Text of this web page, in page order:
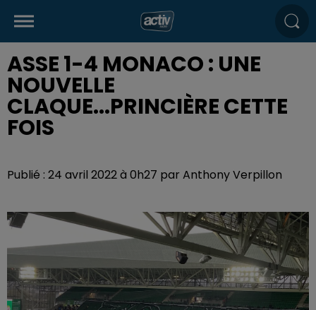
ASSE 1-4 MONACO : UNE
NOUVELLE
CLAQUE...PRINCIÈRE CETTE
FOIS
Publié : 24 avril 2022 à 0h27 par Anthony Verpillon